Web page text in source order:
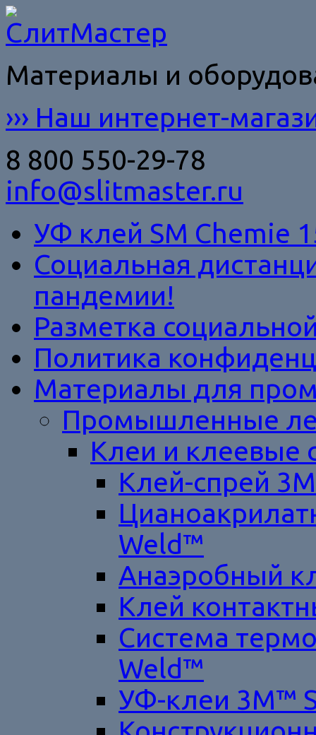
Материалы и
››› Наш интернет-
8 800 550-29-78
info@slitmaster.ru
УФ клей SM Chemie
Социальная
пандемии!
Разметка
Политика
Материалы для
Промышленные
Клеи и клеевые
Клей-спрей
Weld™
Анаэробный
Клей
Система
Weld™
УФ-клеи 3M™